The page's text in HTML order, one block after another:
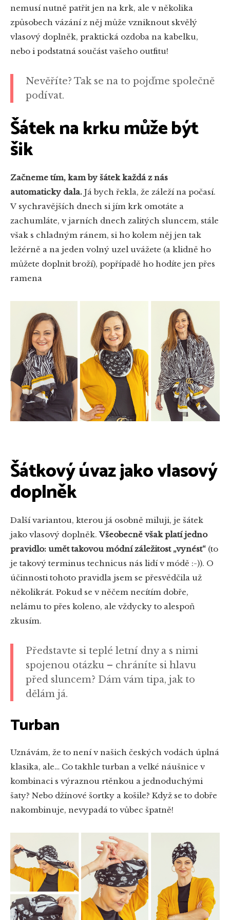
nemusí nutně patřit jen na krk, ale v několika
způsobech vázání z něj může vzniknout skvělý
vlasový doplněk, praktická ozdoba na kabelku,
nebo i podstatná součást vašeho outfitu!
Nevěříte? Tak se na to pojďme společně
podívat.
Šátek na krku může být
šik
Začneme tím, kam by šátek každá z nás
automaticky dala. Já bych řekla, že záleží na počasí.
V sychravějších dnech si jím krk omotáte a
zachumláte, v jarních dnech zalitých sluncem, stále
však s chladným ránem, si ho kolem něj jen tak
ležérně a na jeden volný uzel uvážete (a klidně ho
můžete doplnit broží), popřípadě ho hodíte jen přes
ramena
Šátkový úvaz jako vlasový
doplněk
Další variantou, kterou já osobně miluji, je šátek
jako vlasový doplněk.Všeobecně však platí jedno
pravidlo: umět takovou módní záležitost „vynést“ (to
je takový terminus technicus nás lidí v módě :-)). O
účinnosti tohoto pravidla jsem se přesvědčila už
několikrát. Pokud se v něčem necítím dobře,
nelámu to přes koleno, ale vždycky to alespoň
zkusím.
Představte si teplé letní dny a s nimi
spojenou otázku – chráníte si hlavu
před sluncem? Dám vám tipa, jak to
dělám já.
Turban
Uznávám, že to není v našich českých vodách úplná
klasika, ale… Co takhle turban a velké náušnice v
kombinaci s výraznou rtěnkou a jednoduchými
šaty? Nebo džínové šortky a košile? Když se to dobře
nakombinuje, nevypadá to vůbec špatně!